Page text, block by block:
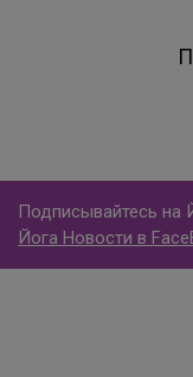
Подписывайтесь на
Йога Новости в